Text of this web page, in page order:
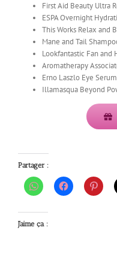
First Aid Beauty Ultra
ESPA Overnight
This Works Relax and
Mane and Tail
Lookfantastic Fan
Aromatherapy
Erno Laszlo Eye
Illamasqua Beyond
Partager :
J’aime ça :